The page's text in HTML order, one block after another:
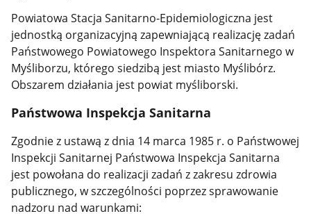
Powiatowa Stacja Sanitarno-Epidemiologiczna jest
jednostką organizacyjną zapewniającą realizację zadań
Państwowego Powiatowego Inspektora Sanitarnego w
Myśliborzu, którego siedzibą jest miasto Myślibórz.
Obszarem działania jest powiat myśliborski.
Państwowa Inspekcja Sanitarna
Zgodnie z ustawą z dnia 14 marca 1985 r. o Państwowej
Inspekcji Sanitarnej Państwowa Inspekcja Sanitarna
jest powołana do realizacji zadań z zakresu zdrowia
publicznego, w szczególności poprzez sprawowanie
nadzoru nad warunkami: